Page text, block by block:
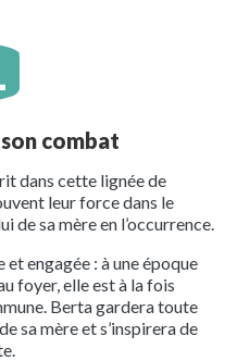
combat
dans cette lignée de
leur force dans le
de sa mère en l’occurrence.
engagée : à une époque
foyer, elle est à la fois
Berta gardera toute
sa mère et s’inspirera de